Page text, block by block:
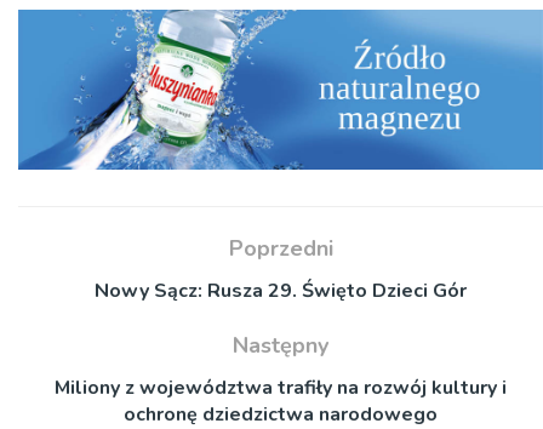
Poprzedni
Nowy Sącz: Rusza 29. Święto Dzieci Gór
Następny
Miliony z województwa trafiły na rozwój kultury i
ochronę dziedzictwa narodowego